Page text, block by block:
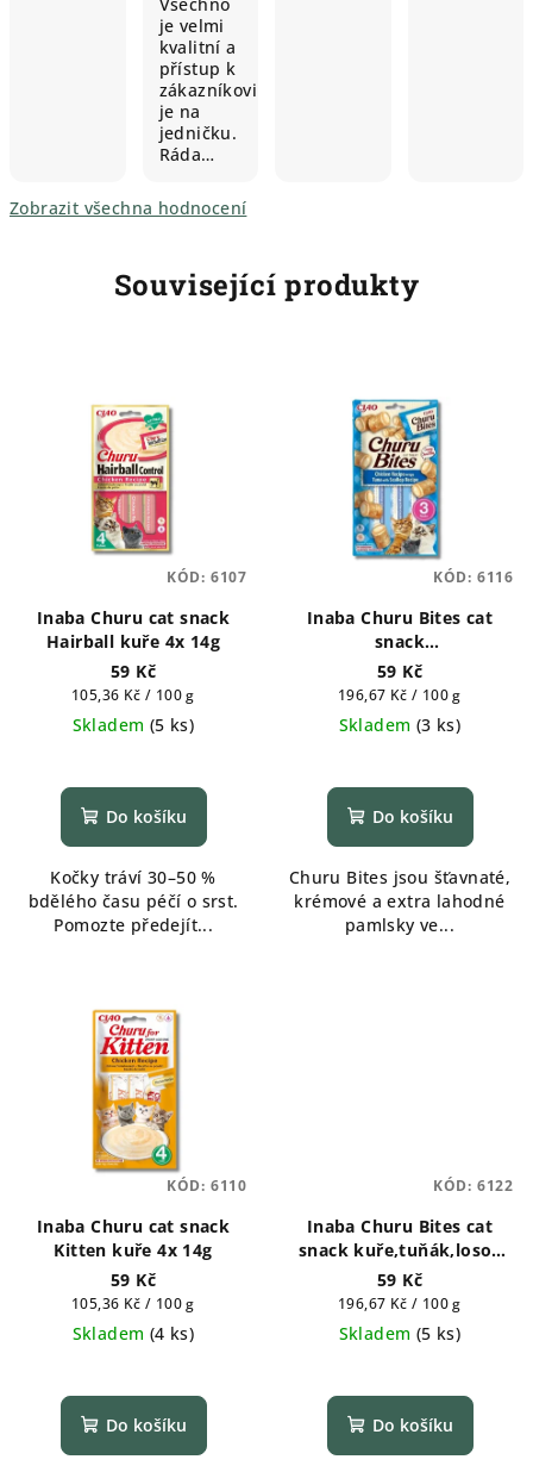
je velmi
kvalitní a
přístup k
zákazníkovi
je na
jedničku.
Ráda…
Zobrazit všechna hodnocení
Související produkty
Inaba Churu cat snack
Hairball kuře 4x 14g
59 Kč
Měrná
cena:
105,36 Kč / 100 g
Skladem (5 ks)
Do košíku
Kočky tráví 30–50 %
bdělého času péčí o srst.
Pomozte předejít...
KÓD: 6107
Inaba Churu Bites cat
snack
kuře,tuňák,hřebenatka
3x10g
59 Kč
Měrná
cena:
196,67 Kč / 100 g
Skladem (3 ks)
Do košíku
Churu Bites jsou šťavnaté,
krémové a extra lahodné
pamlsky ve...
KÓD: 6116
Inaba Churu cat snack
Kitten kuře 4x 14g
59 Kč
Měrná
cena:
105,36 Kč / 100 g
Skladem (4 ks)
Do košíku
KÓD: 6110
Inaba Churu Bites cat
snack kuře,tuňák,losos
3x10g
59 Kč
Měrná
cena:
196,67 Kč / 100 g
Skladem (5 ks)
Do košíku
KÓD: 6122